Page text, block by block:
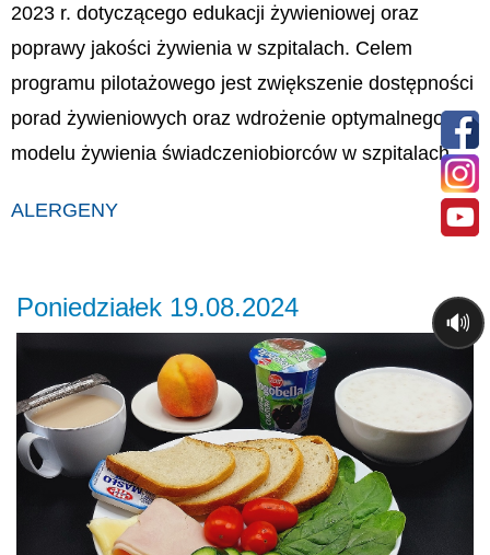
2023 r. dotyczącego edukacji żywieniowej oraz
poprawy jakości żywienia w szpitalach. Celem
programu pilotażowego jest zwiększenie dostępności
porad żywieniowych oraz wdrożenie optymalnego
modelu żywienia świadczeniobiorców w szpitalach.
ALERGENY
Poniedziałek 19.08.2024
🔊